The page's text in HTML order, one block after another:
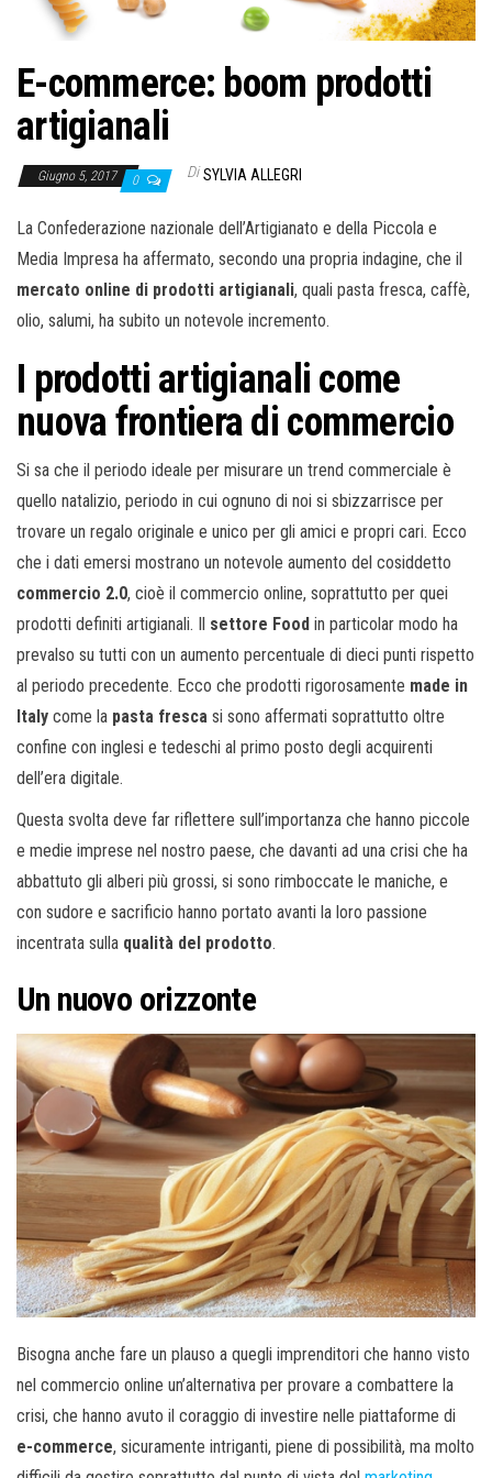
n
E-commerce: boom prodotti
artigianali
Giugno 5, 2017 0 Di SYLVIA ALLEGRI
La Confederazione nazionale dell’Artigianato e della Piccola e
Media Impresa ha affermato, secondo una propria indagine, che il
mercato online di prodotti artigianali, quali pasta fresca, caffè,
olio, salumi, ha subito un notevole incremento.
I prodotti artigianali come
nuova frontiera di commercio
Si sa che il periodo ideale per misurare un trend commerciale è
quello natalizio, periodo in cui ognuno di noi si sbizzarrisce per
trovare un regalo originale e unico per gli amici e propri cari. Ecco
che i dati emersi mostrano un notevole aumento del cosiddetto
commercio 2.0, cioè il commercio online, soprattutto per quei
prodotti definiti artigianali. Il settore Food in particolar modo ha
prevalso su tutti con un aumento percentuale di dieci punti rispetto
al periodo precedente. Ecco che prodotti rigorosamente made in
Italy come la pasta fresca si sono affermati soprattutto oltre
confine con inglesi e tedeschi al primo posto degli acquirenti
dell’era digitale.
Questa svolta deve far riflettere sull’importanza che hanno piccole
e medie imprese nel nostro paese, che davanti ad una crisi che ha
abbattuto gli alberi più grossi, si sono rimboccate le maniche, e
con sudore e sacrificio hanno portato avanti la loro passione
incentrata sulla qualità del prodotto.
Un nuovo orizzonte
Bisogna anche fare un plauso a quegli imprenditori che hanno visto
nel commercio online un’alternativa per provare a combattere la
crisi, che hanno avuto il coraggio di investire nelle piattaforme di
e-commerce, sicuramente intriganti, piene di possibilità, ma molto